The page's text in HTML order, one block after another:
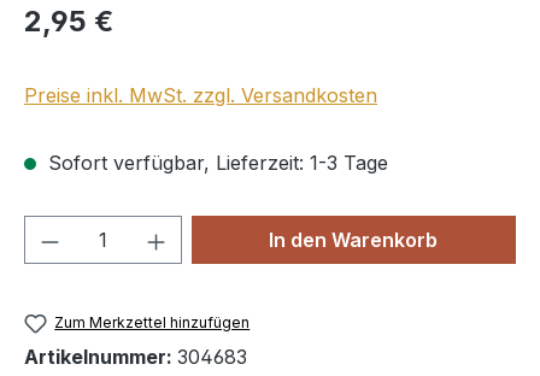
Regulärer Preis:
2,95 €
Preise inkl. MwSt. zzgl. Versandkosten
Sofort verfügbar, Lieferzeit: 1-3 Tage
Produkt Anzahl: Gib denIn den Warenkorb
Zum Merkzettel hinzufügen
Artikelnummer: 304683